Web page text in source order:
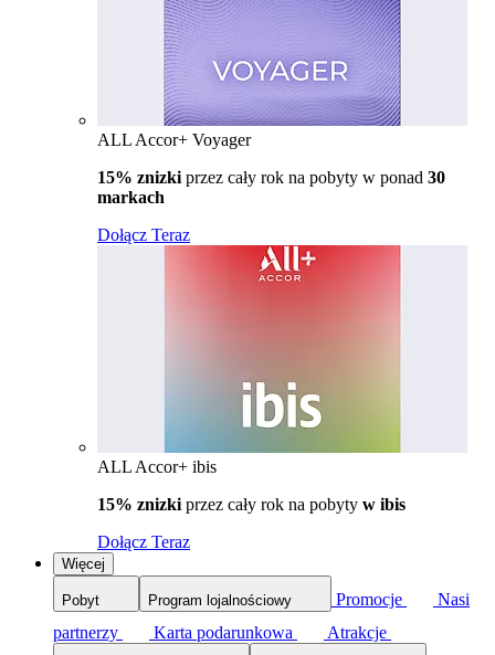
ALL Accor+ Voyager
15% znizki przez cały rok na pobyty w ponad 30
markach
Dołącz Teraz
ALL Accor+ ibis
15% znizki przez cały rok na pobyty w ibis
Dołącz Teraz
Więcej
Pobyt Program lojalnościowy Promocje
Nasi
partnerzy
Karta podarunkowa Atrakcje